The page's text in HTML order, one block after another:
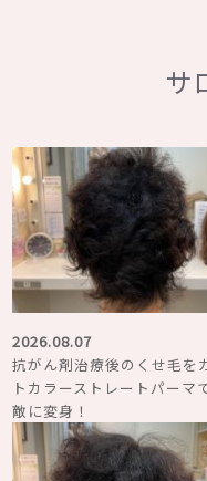
サ
2026.08.07
抗がん剤治療後のくせ毛を
トカラーストレートパーマ
敵に変身！